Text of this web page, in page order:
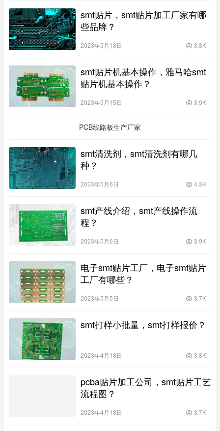
smt贴片，smt贴片加工厂家有哪
些品牌？
2023年5月18日 3.8K
smt贴片机基本操作，雅马哈smt
贴片机基本操作？
2023年5月15日 3.9K
PCB线路板生产厂家
smt清洗剂，smt清洗剂有哪几
种？
2023年5月6日 4.3K
smt产线介绍，smt产线操作流
程？
2023年5月6日 3.9K
电子smt贴片工厂，电子smt贴片
工厂有哪些？
2023年5月5日 3.7K
smt打样小批量，smt打样报价？
2023年4月18日 3.8K
pcba贴片加工公司，smt贴片工艺
流程图？
2023年4月18日 3.7K